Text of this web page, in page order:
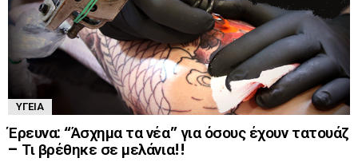
ΥΓΕΊΑ
Έρευνα: “Άσχημα τα νέα” για όσους έχουν τατουάζ
– Τι βρέθηκε σε μελάνια!!